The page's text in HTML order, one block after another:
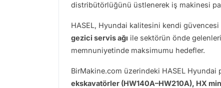
distribütörlüğünü üstlenerek iş makinesi
HASEL, Hyundai kalitesini kendi
gezici servis ağı ile sektörün önde
memnuniyetinde maksimumu hedefler.
BirMakine.com üzerindeki HASEL
ekskavatörler (HW140A–HW210A), HX